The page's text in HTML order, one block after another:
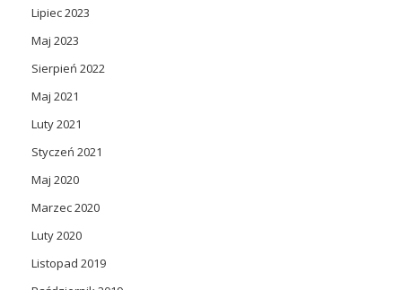
Lipiec 2023
Maj 2023
Sierpień 2022
Maj 2021
Luty 2021
Styczeń 2021
Maj 2020
Marzec 2020
Luty 2020
Listopad 2019